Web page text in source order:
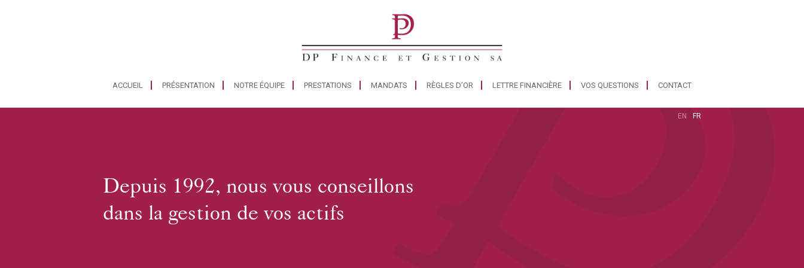
ACCUEIL PRÉSENTATION NOTRE ÉQUIPE PRESTATIONS MANDATS RÈGLES D’OR LETTRE FINANCIÈRE VOS QUESTIONS CONTACT
FR
EN